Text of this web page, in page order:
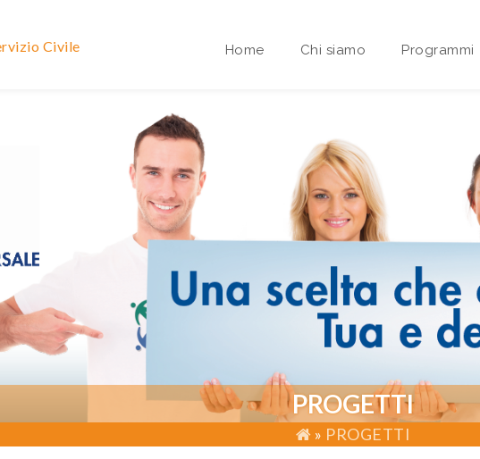
Home Chi siamo
Area riservata Sedi
Programmi
PROGETTI
» PROGETTI